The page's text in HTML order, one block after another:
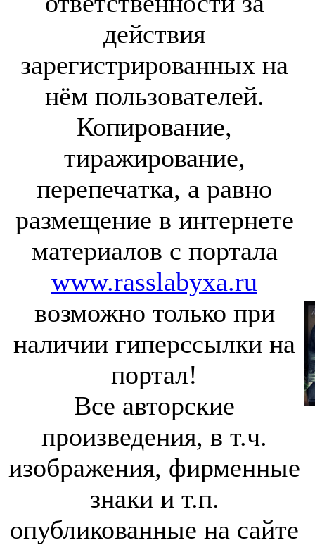
действия
зарегистрированных на
нём пользователей.
Копирование,
тиражирование,
перепечатка, а равно
размещение в интернете
материалов с портала
www.rasslabyxa.ru
возможно только при
наличии гиперссылки на
портал!
Все авторские
произведения, в т.ч.
изображения, фирменные
знаки и т.п.
опубликованные на сайте